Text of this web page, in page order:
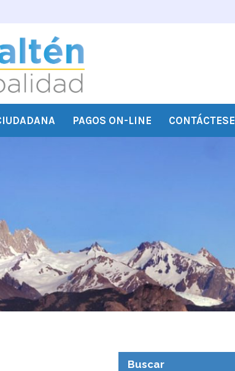
PAGOS ON-LINE CONTÁCTESE
Buscar